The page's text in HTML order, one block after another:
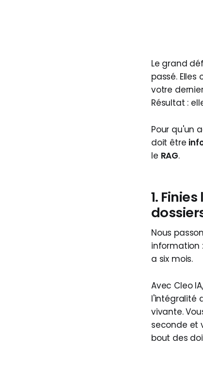
Le grand
passé.
votre
Résultat :
Pour qu'un
doit être
le RAG.
1.
Nous
information
a six mois.
Avec Cleo
l'intégralité
vivante.
seconde et
bout des